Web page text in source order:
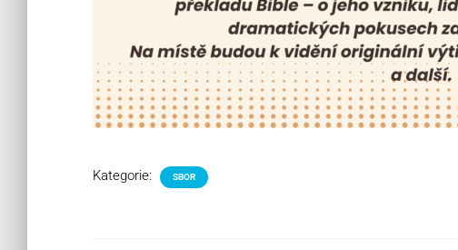
Kategorie: SBOR